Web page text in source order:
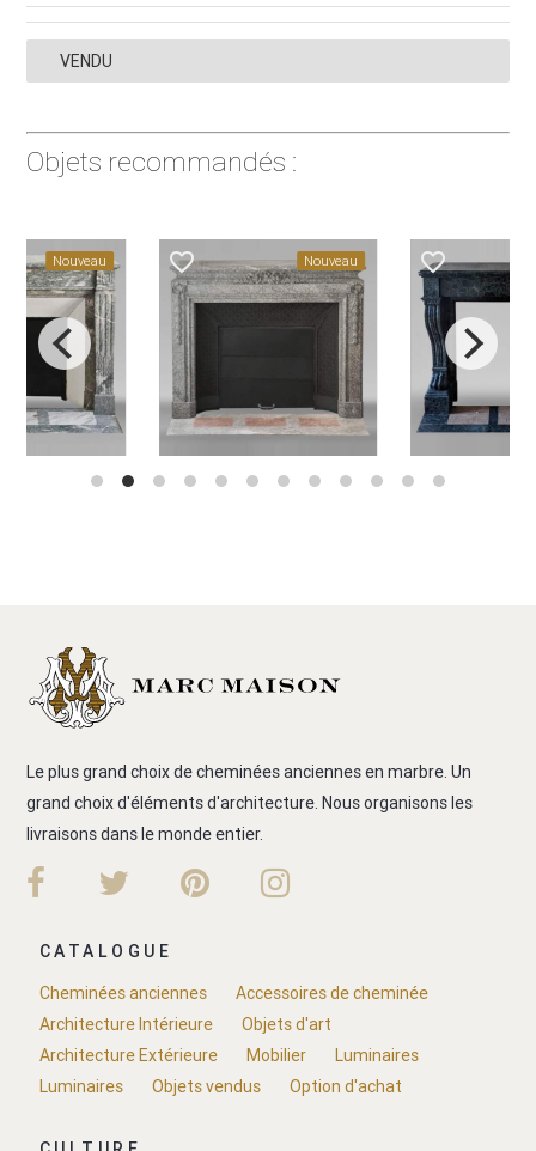
VENDU
Objets recommandés :
Nouveau favorite_border Nouveau favorite_border
Le plus grand choix de cheminées anciennes en marbre. Un
grand choix d'éléments d'architecture. Nous organisons les
livraisons dans le monde entier.
CATALOGUE
Cheminées anciennes
Accessoires de cheminée
Architecture Intérieure
Objets d'art
Architecture Extérieure
Mobilier
Luminaires
Luminaires
Objets vendus Option d'achat